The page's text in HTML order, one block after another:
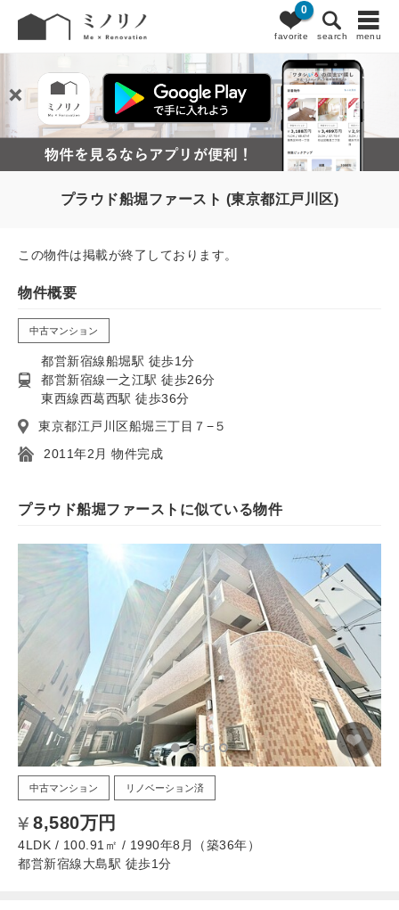
favorite
0
search menu
プラウド船堀ファースト (東京都江戸川区)
この物件は掲載が終了しております。
物件概要
中古マンション
都営新宿線船堀駅 徒歩1分
都営新宿線一之江駅 徒歩26分
東西線西葛西駅 徒歩36分
東京都江戸川区船堀三丁目７−５
2011年2月 物件完成
プラウド船堀ファーストに似ている物件
中古マンション リノベーション済
8,580万円
4LDK / 100.91㎡ / 1990年8月（築36年）
都営新宿線大島駅 徒歩1分